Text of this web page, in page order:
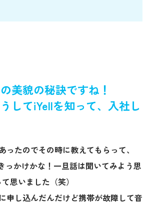
美貌の秘訣ですね！
してiYellを知って、入社し
たのでその時に教えてもらって、
っかけかな！一旦話は聞いてみよう思
思いました（笑）
申し込んだんだけど携帯が故障して音